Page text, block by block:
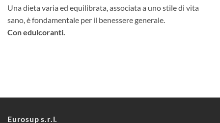
Una dieta varia ed equilibrata, associata a uno stile di vita
sano, è fondamentale per il benessere generale.
Con edulcoranti.
Eurosup s.r.l.